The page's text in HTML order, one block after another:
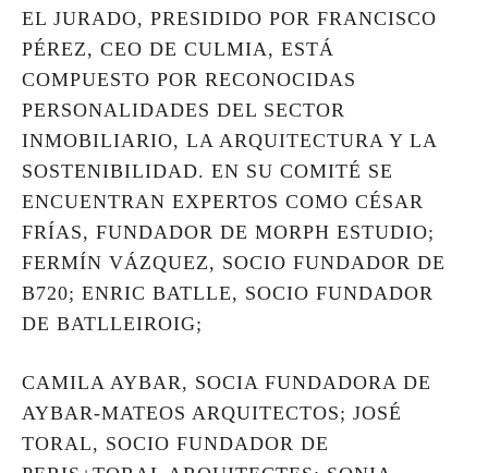
EL JURADO, PRESIDIDO POR FRANCISCO
PÉREZ, CEO DE CULMIA, ESTÁ
COMPUESTO POR RECONOCIDAS
PERSONALIDADES DEL SECTOR
INMOBILIARIO, LA ARQUITECTURA Y LA
SOSTENIBILIDAD. EN SU COMITÉ SE
ENCUENTRAN EXPERTOS COMO CÉSAR
FRÍAS, FUNDADOR DE MORPH ESTUDIO;
FERMÍN VÁZQUEZ, SOCIO FUNDADOR DE
B720; ENRIC BATLLE, SOCIO FUNDADOR
DE BATLLEIROIG;
CAMILA AYBAR, SOCIA FUNDADORA DE
AYBAR-MATEOS ARQUITECTOS; JOSÉ
TORAL, SOCIO FUNDADOR DE